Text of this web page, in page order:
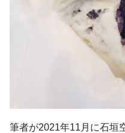
筆者が2021年11月に石垣